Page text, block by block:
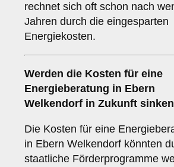
rechnet sich oft schon nach
Jahren durch die eingesparten
Energiekosten.
Werden die Kosten für eine
Energieberatung in Ebern
Welkendorf in Zukunft
Die Kosten für eine
in Ebern Welkendorf könnten
staatliche Förderprogramme